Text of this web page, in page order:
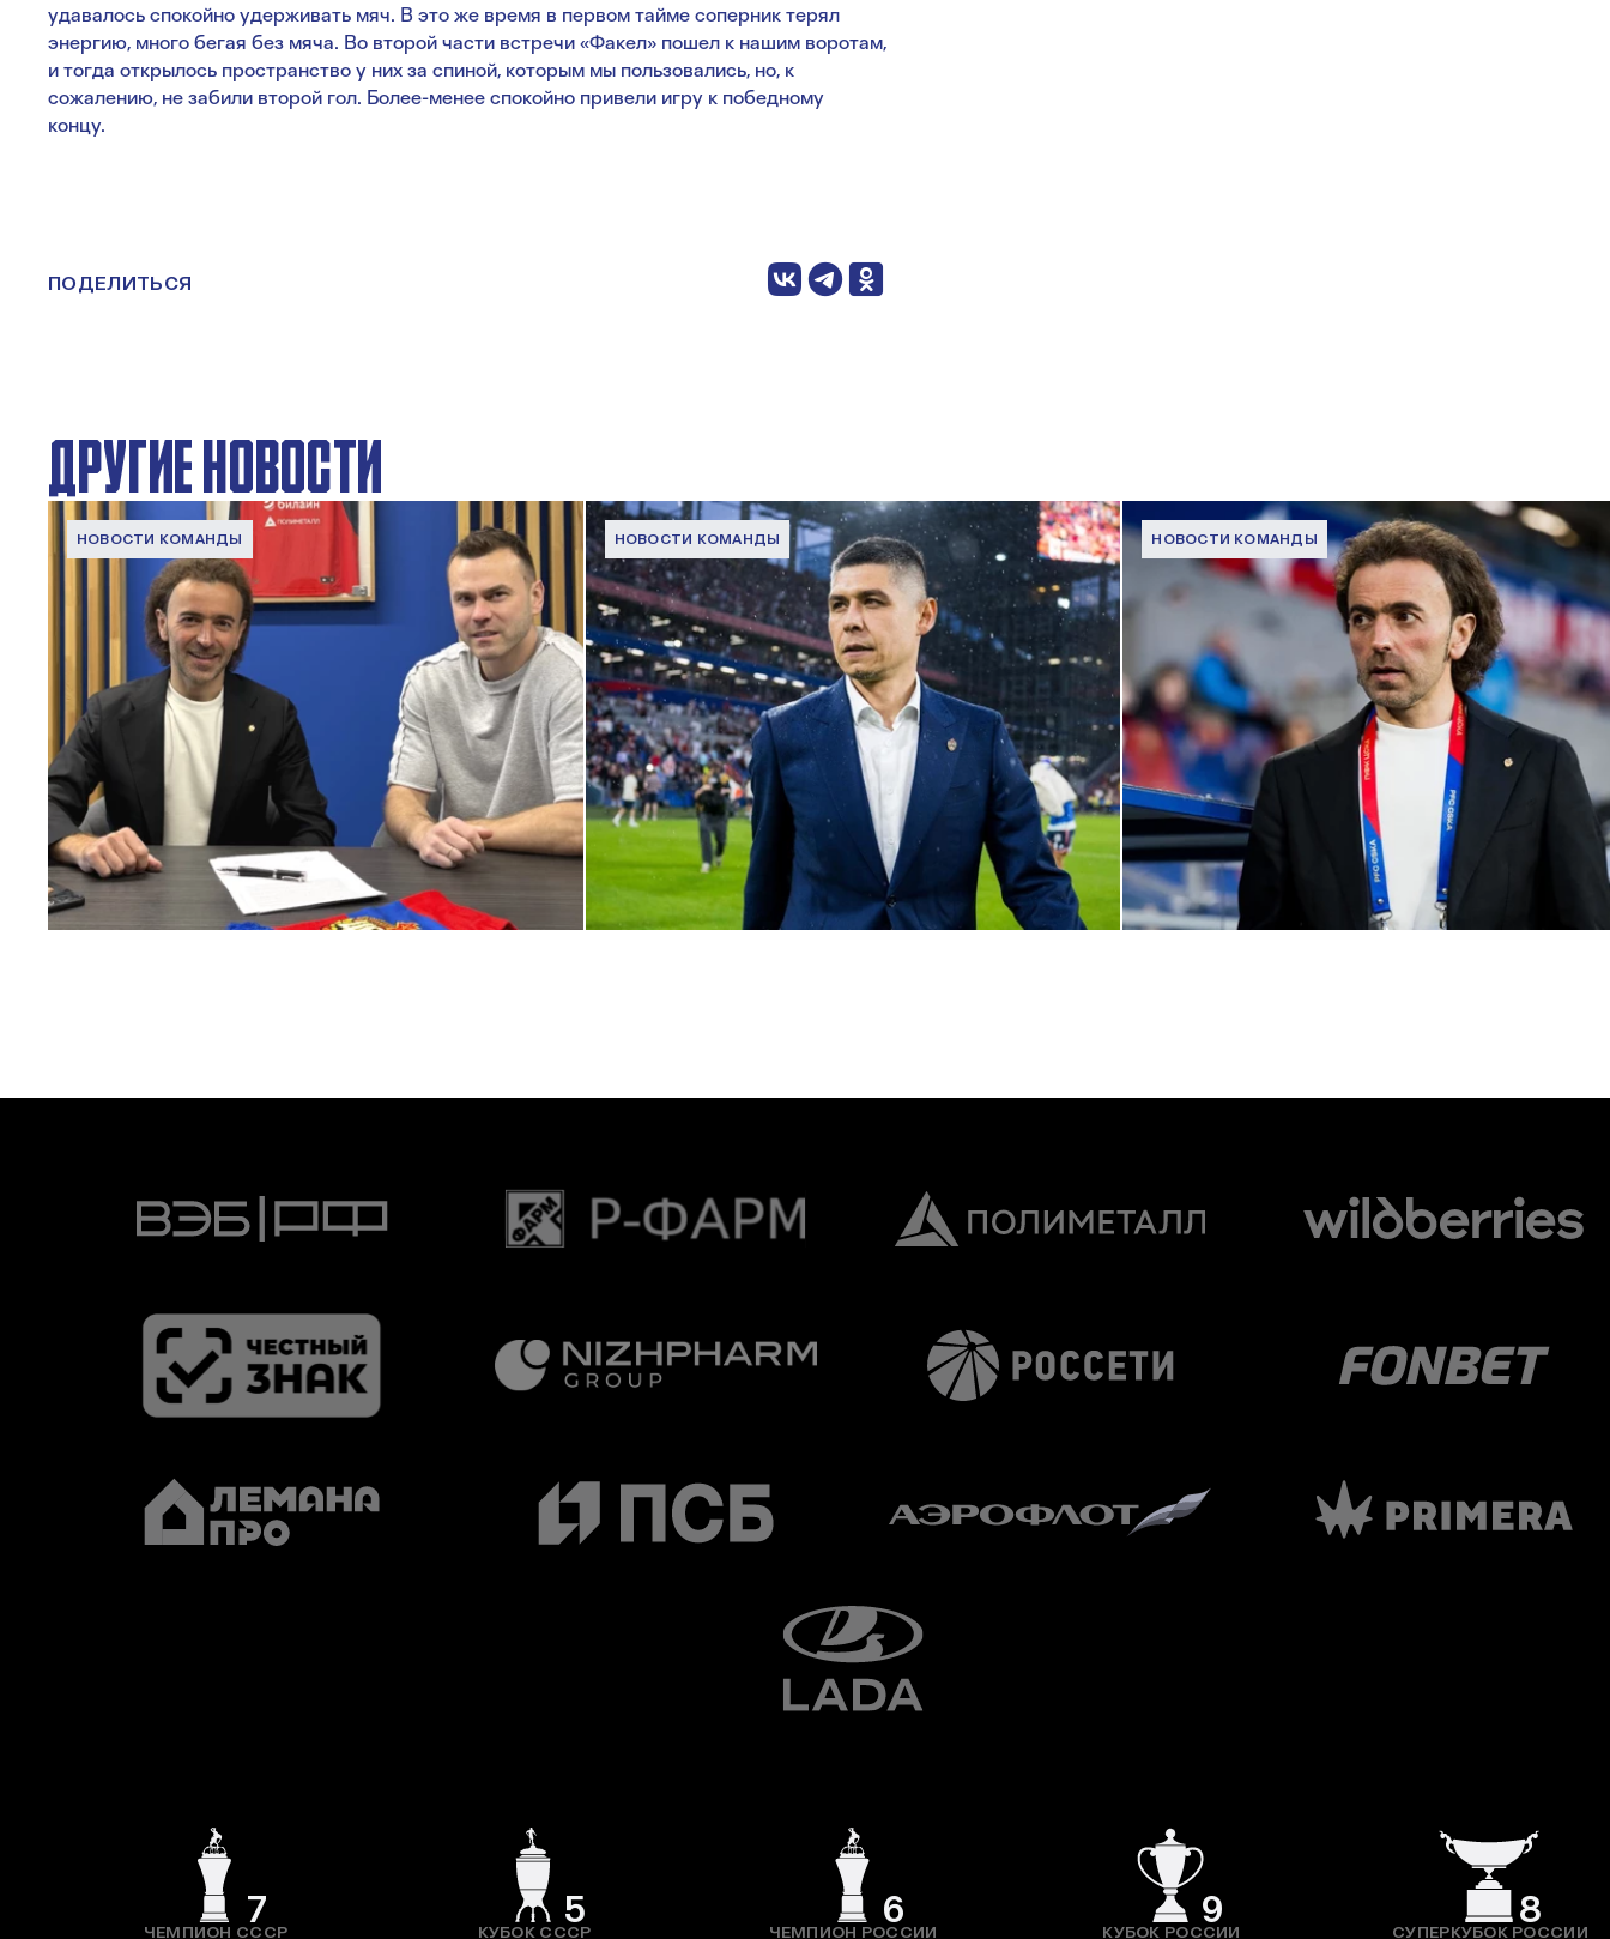
удавалось спокойно удерживать мяч. В это же время в первом тайме соперник терял
энергию, много бегая без мяча. Во второй части встречи «Факел» пошел к нашим воротам,
и тогда открылось пространство у них за спиной, которым мы пользовались, но, к
сожалению, не забили второй гол. Более-менее спокойно привели игру к победному
концу.
ПОДЕЛИТЬСЯ
ДРУГИЕ НОВОСТИ
НОВОСТИ КОМАНДЫ
Капитан – с нами!
2 ИЮНЯ 2026 12:55
НОВОСТИ КОМАНДЫ
Дмитрий Игдисамов о формировании тренерского штаба
1 ИЮНЯ 2026 16:57
НОВОСТИ КОМАНДЫ
Комментарий генерального директора ПФК ЦСКА Романа
Бабаева
1 ИЮНЯ 2026 16:45
7
ЧЕМПИОН СССР
5
КУБОК СССР
6
ЧЕМПИОН РОССИИ
9
КУБОК РОССИИ
8
СУПЕРКУБОК РОССИИ